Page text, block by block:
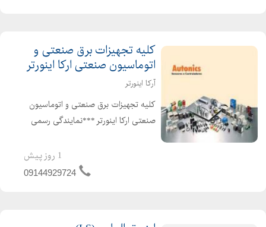
کلیه تجهیزات برق صنعتی و
اتوماسیون صنعتی ارکا اینورتر
آرکا اینورتر
کلیه تجهیزات برق صنعتی و اتوماسیون
صنعتی ارکا اینورتر ***نمایندگی رسمی
جنوبی هایتک تایوان لودسل های سوها
ساخت کره جنوبی کلیه محصولات
1 روز پیش
09144929724